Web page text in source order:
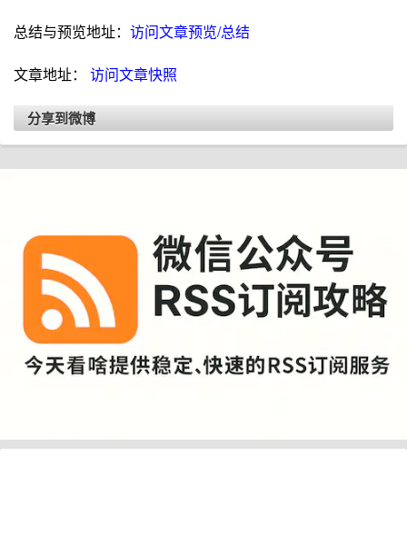
总结与预览地址： 访问文章预览/总结
文章地址： 访问文章快照
分享到微博